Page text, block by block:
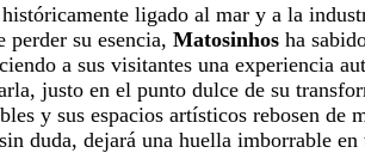
ligado al mar y a la
perder su esencia, Matosinhos ha
a sus visitantes una experiencia
justo en el punto dulce de su
y sus espacios artísticos rebosen de
duda, dejará una huella imborrable